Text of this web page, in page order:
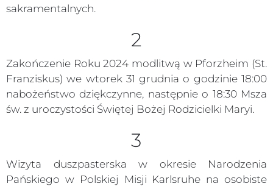
sakramentalnych.
2
Zakończenie Roku 2024 modlitwą w Pforzheim (St.
Franziskus) we wtorek 31 grudnia o godzinie 18:00
nabożeństwo dziękczynne, następnie o 18:30 Msza
św. z uroczystości Świętej Bożej Rodzicielki Maryi.
3
Wizyta duszpasterska w okresie Narodzenia
Pańskiego w Polskiej Misji Karlsruhe na osobiste